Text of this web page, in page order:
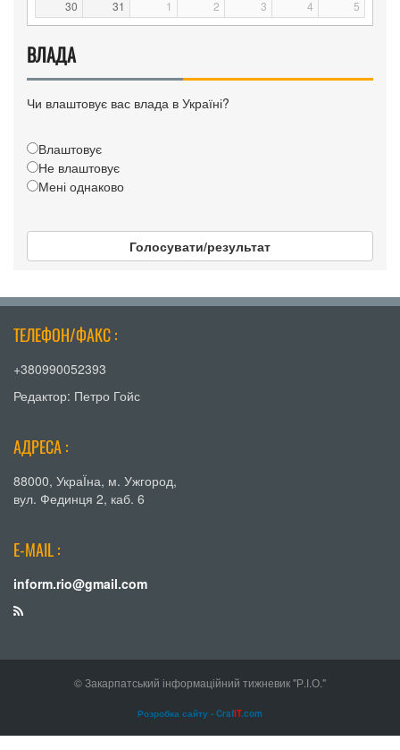
30
31 1 2 3 4 5
ВЛАДА
Чи влаштовує вас влада в Україні?
Влаштовує
Не влаштовує
Мені однаково
Голосувати/результат
ТЕЛЕФОН/ФАКС :
+380990052393
Редактор: Петро Гойс
АДРЕСА :
88000, УкраЇна, м. Ужгород,
вул. Фединця 2, каб. 6
E-MAIL :
inform.rio@gmail.com
© Закарпатський інформаційний тижневик "Р.І.О."
Розробка сайту - CrafIT.com